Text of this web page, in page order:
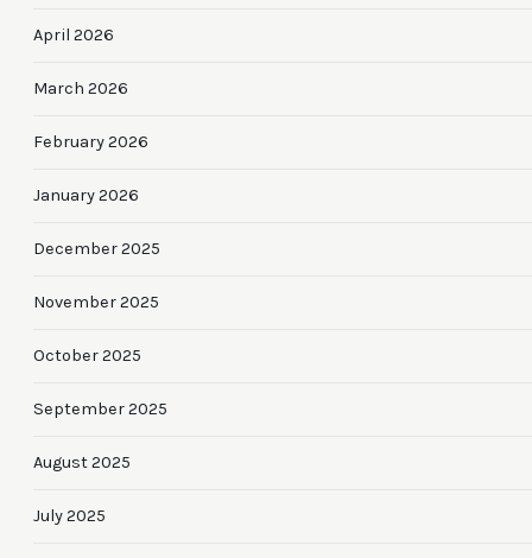
April 2026
March 2026
February 2026
January 2026
December 2025
November 2025
October 2025
September 2025
August 2025
July 2025